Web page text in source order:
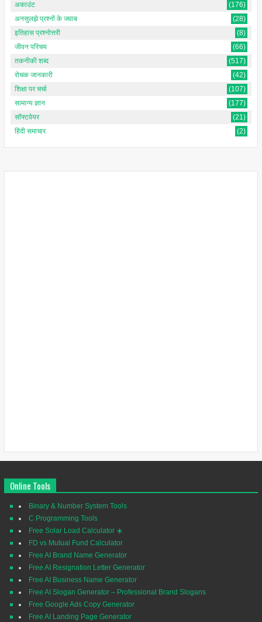
अकाउंट
(176)
अनसुलझे प्रश्नों के जवाब
(28)
इतिहास प्रश्नोत्तरी
(8)
जीवन परिचय
(66)
तकनीकी शब्द
(517)
रोचक जानकारी
(42)
शिक्षा पर चर्चा
(107)
सामान्य ज्ञान
(177)
सॉफ्टवेयर
(21)
हिंदी समाचार
(2)
Online Tools
Binary & Number System Tools
C Programming Tools
Free Solar Load Calculator ☀️
FD vs Mutual Fund Calculator
Free AI Brand Name Generator
Free AI Resignation Letter Generator
Free AI Business Name Generator
Free AI Slogan Generator – Professional Brand Slogans
Free Google Ads Copy Generator
Free AI Landing Page Generator